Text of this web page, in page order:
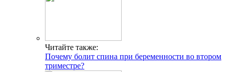
Читайте также:
Почему болит спина при беременности во втором
триместре?